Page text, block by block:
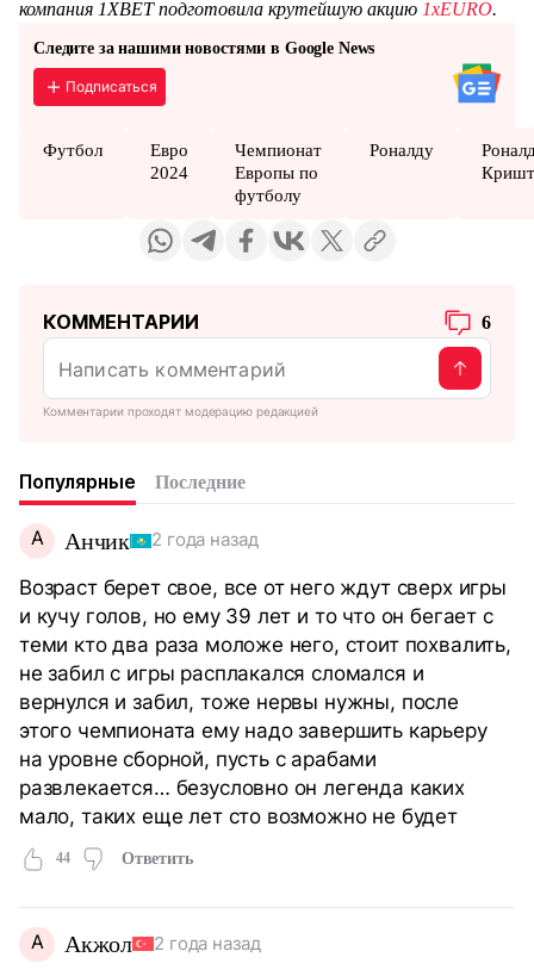
компания 1XBET подготовила крутейшую акцию 1xEURO.
Следите за нашими новостями в Google News
Подписаться
Футбол
Евро
2024
Чемпионат
Европы по
футболу
Роналду
КОММЕНТАРИИ 6
Комментарии проходят модерацию редакцией
Популярные Последние
А Анчик 2 года назад
Возраст берет свое, все от него ждут сверх игры
и кучу голов, но ему 39 лет и то что он бегает с
теми кто два раза моложе него, стоит похвалить,
не забил с игры расплакался сломался и
вернулся и забил, тоже нервы нужны, после
этого чемпионата ему надо завершить карьеру
на уровне сборной, пусть с арабами
развлекается… безусловно он легенда каких
мало, таких еще лет сто возможно не будет
44 Ответить
А Акжол 2 года назад